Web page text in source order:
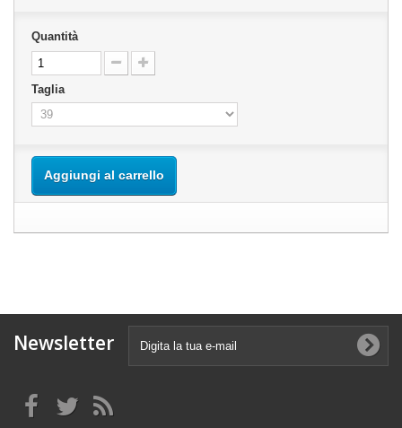
Quantità
Taglia
Aggiungi al carrello
Newsletter